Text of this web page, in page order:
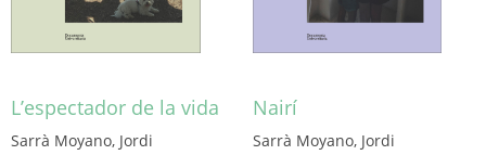
L’espectador de la vida
Sarrà Moyano, Jordi
Nairí
Sarrà Moyano, Jordi